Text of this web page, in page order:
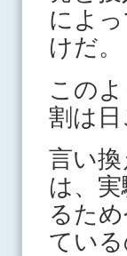
によ
けだ。
この
割は
言い
は、
るた
ている